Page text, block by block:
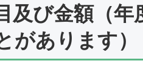
及び金額（年
があります）